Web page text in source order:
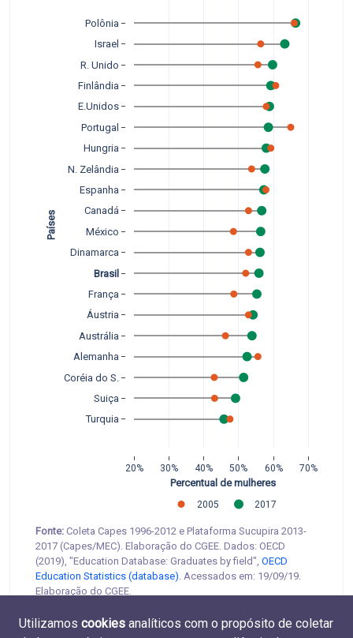
20% 30% 40% 50% 60% 70%
Turquia
Suiça
Coréia do S.
Alemanha
Austrália
Áustria
França
Brasil
Dinamarca
México
Canadá
Espanha
N. Zelândia
Hungria
Portugal
E.Unidos
Finlândia
R. Unido
Israel
Polônia
2005 2017
Percentual de mulheres
Países
Fonte: Coleta Capes 1996-2012 e Plataforma Sucupira 2013-
2017 (Capes/MEC). Elaboração do CGEE. Dados: OECD
(2019), "Education Database: Graduates by field", OECD
Education Statistics (database). Acessados em: 19/09/19.
Elaboração do CGEE.
Utilizamos cookies analíticos com o propósito de coletar